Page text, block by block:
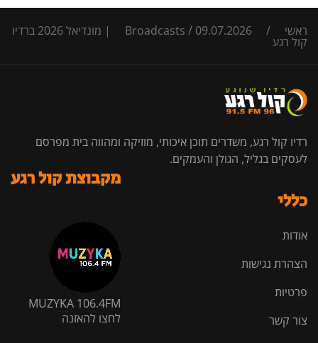
ראשי /
Broadcasts / 09.07.2026 | מונדיאל 2026 ברדיו
קול רגע
רדיו קול רגע, משדרים תוכן איכותי, מוזיקה ומהווה בית מפרסם
לעסקים בגליל, הגולן והעמקים.
כללי
אודות
הצהרת נגישות
פרטיות
צור קשר
מקבוצת קול רגע
MUZYKA 106.4FM
לחצו להאזנה